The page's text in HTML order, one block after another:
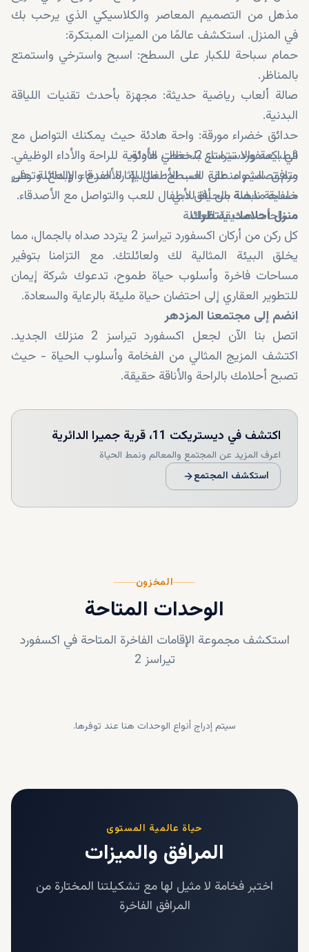
مذهل من التصميم المعاصر والكلاسيكي الذي يرحب بك
في المنزل. استكشف عالمًا من الميزات المبتكرة:
حمام سباحة للكبار على السطح: اسبح واسترخي واستمتع
بالمناظر.
صالة ألعاب رياضية حديثة: مجهزة بأحدث تقنيات اللياقة
البدنية.
حدائق خضراء مورقة: واحة هادئة حيث يمكنك التواصل مع
الطبيعة والاستمتاع بلحظات هادئة.
مرافق الشواء على السطح: مثالية للأصدقاء والعائلة على
خلفية مذهلة من أفق دبي.
مساحات صديقة للعائلة
في اكسفورد تيراسز 2، نعطي الأولوية للراحة والأداء الوظيفي.
وتم تصميم منطقة لعب الأطفال لإثارة الفرح والإبداع، وتوفير
مساحة نابضة بالحياة للأطفال للعب والتواصل مع الأصدقاء.
منزل أحلامك ينتظرك
كل ركن من أركان اكسفورد تيراسز 2 يتردد صداه بالجمال، مما
يخلق البيئة المثالية لك ولعائلتك. مع التزامنا بتوفير
مساحات فاخرة وأسلوب حياة طموح، تدعوك شركة إيمان
للتطوير العقاري إلى احتضان حياة مليئة بالرعاية والسعادة.
انضم إلى مجتمعنا المزدهر
اتصل بنا الآن لجعل اكسفورد تيراسز 2 منزلك الجديد.
اكتشف المزيج المثالي من الفخامة وأسلوب الحياة - حيث
تصبح أحلامك بالراحة والأناقة حقيقة.
اكتشف في ديستريكت 11، قرية جميرا الدائرية
اعرف المزيد عن المجتمع والمعالم ونمط الحياة
استكشف المجتمع
المخزون
الوحدات المتاحة
استكشف مجموعة الإقامات الفاخرة المتاحة في اكسفورد
تيراسز 2
سيتم إدراج أنواع الوحدات هنا عند توفرها.
حياة عالمية المستوى
المرافق والميزات
اختبر فخامة لا مثيل لها مع تشكيلتنا المختارة من
المرافق الفاخرة